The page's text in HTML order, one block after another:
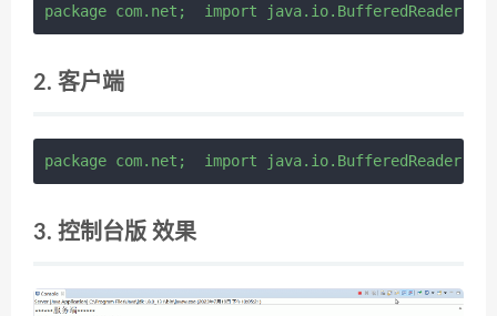
package com.net;  import
2. 客户端
package com.net;  import
3. 控制台版 效果